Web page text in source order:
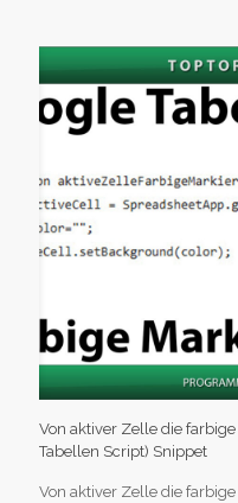
Von aktiver Zelle die
Tabellen Script) Snippet
Von aktiver Zelle die